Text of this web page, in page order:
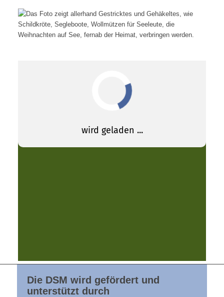
Die DSM wird gefördert und
unterstützt durch